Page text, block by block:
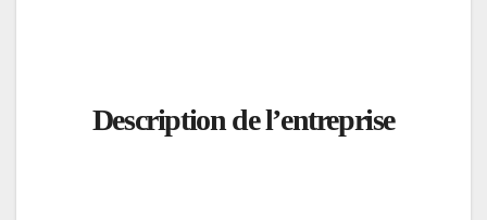
Description de l’entreprise